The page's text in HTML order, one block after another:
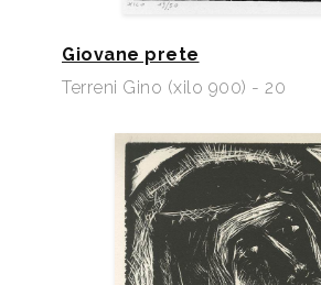
Giovane prete
Terreni Gino (xilo 900) - 20